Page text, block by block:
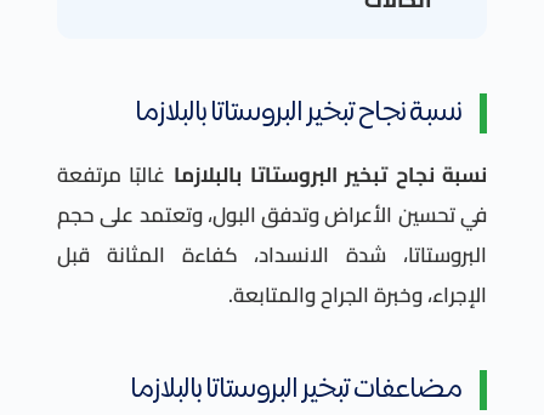
نسبة نجاح تبخير البروستاتا بالبلازما
نسبة نجاح تبخير البروستاتا بالبلازما غالبًا مرتفعة
في تحسين الأعراض وتدفق البول، وتعتمد على حجم
البروستاتا، شدة الانسداد، كفاءة المثانة قبل
الإجراء، وخبرة الجراح والمتابعة.
مضاعفات تبخير البروستاتا بالبلازما